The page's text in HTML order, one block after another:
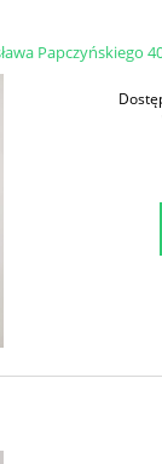
Papczyńskiego